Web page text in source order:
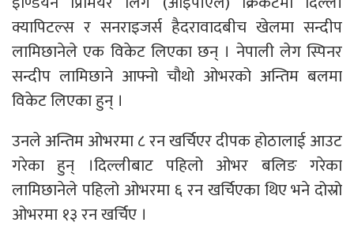
क्यापिटल्स र सनराइजर्स हैदरावादबीच खेलमा सन्दीप
लामिछानेले एक विकेट लिएका छन् । नेपाली लेग स्पिनर
सन्दीप लामिछाने आफ्नो चौथो ओभरको अन्तिम बलमा
विकेट लिएका हुन् ।
उनले अन्तिम ओभरमा ८ रन खर्चिएर दीपक होठालाई आउट
गरेका हुन् ।दिल्लीबाट पहिलो ओभर बलिङ गरेका
लामिछानेले पहिलो ओभरमा ६ रन खर्चिएका थिए भने दोस्रो
ओभरमा १३ रन खर्चिए ।